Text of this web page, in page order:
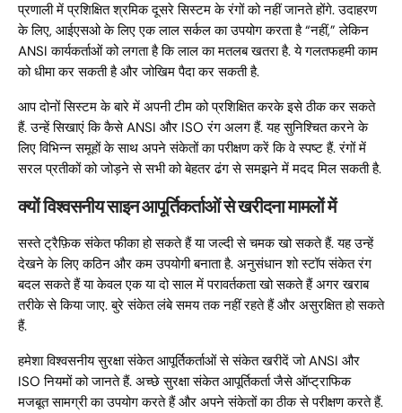
प्रणाली में प्रशिक्षित श्रमिक दूसरे सिस्टम के रंगों को नहीं जानते होंगे. उदाहरण
के लिए, आईएसओ के लिए एक लाल सर्कल का उपयोग करता है “नहीं,” लेकिन
ANSI कार्यकर्ताओं को लगता है कि लाल का मतलब खतरा है. ये गलतफहमी काम
को धीमा कर सकती है और जोखिम पैदा कर सकती है.
आप दोनों सिस्टम के बारे में अपनी टीम को प्रशिक्षित करके इसे ठीक कर सकते
हैं. उन्हें सिखाएं कि कैसे ANSI और ISO रंग अलग हैं. यह सुनिश्चित करने के
लिए विभिन्न समूहों के साथ अपने संकेतों का परीक्षण करें कि वे स्पष्ट हैं. रंगों में
सरल प्रतीकों को जोड़ने से सभी को बेहतर ढंग से समझने में मदद मिल सकती है.
क्यों विश्वसनीय साइन आपूर्तिकर्ताओं से खरीदना मामलों में
सस्ते ट्रैफ़िक संकेत फीका हो सकते हैं या जल्दी से चमक खो सकते हैं. यह उन्हें
देखने के लिए कठिन और कम उपयोगी बनाता है. अनुसंधान शो स्टॉप संकेत रंग
बदल सकते हैं या केवल एक या दो साल में परावर्तकता खो सकते हैं अगर खराब
तरीके से किया जाए. बुरे संकेत लंबे समय तक नहीं रहते हैं और असुरक्षित हो सकते
हैं.
हमेशा विश्वसनीय सुरक्षा संकेत आपूर्तिकर्ताओं से संकेत खरीदें जो ANSI और
ISO नियमों को जानते हैं. अच्छे सुरक्षा संकेत आपूर्तिकर्ता जैसे ऑप्ट्राफिक
मजबूत सामग्री का उपयोग करते हैं और अपने संकेतों का ठीक से परीक्षण करते हैं.